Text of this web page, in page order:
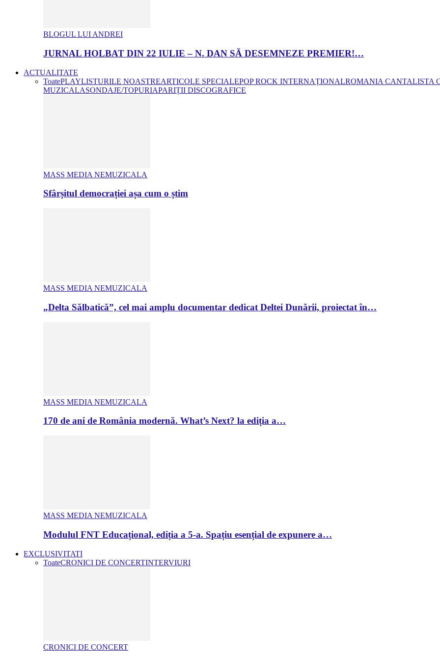
BLOGUL LUI ANDREI
JURNAL HOLBAT DIN 22 IULIE – N. DAN SĂ DESEMNEZE PREMIER!…
ACTUALITATE
ToatePLAYLISTURILE NOASTREARTICOLE SPECIALEPOP ROCK INTERNAȚIONALROMANIA CANTALISTA
MUZICALASONDAJE/TOPURIAPARIȚII DISCOGRAFICE
MASS MEDIA NEMUZICALA
Sfârșitul democrației așa cum o știm
MASS MEDIA NEMUZICALA
„Delta Sălbatică”, cel mai amplu documentar dedicat Deltei Dunării, proiectat în…
MASS MEDIA NEMUZICALA
170 de ani de România modernă. What’s Next? la ediția a…
MASS MEDIA NEMUZICALA
Modulul FNT Educațional, ediția a 5-a. Spațiu esențial de expunere a…
EXCLUSIVITATI
ToateCRONICI DE CONCERTINTERVIURI
CRONICI DE CONCERT